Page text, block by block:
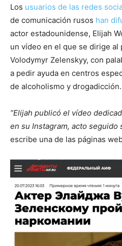
Los usuarios de las redes
de comunicación rusos han
actor estadounidense, Elijah
un vídeo en el que se dirige al
Volodymyr Zelenskyy, con
a pedir ayuda en centros
de alcoholismo y drogadicción.
“Elijah publicó el vídeo
en su Instagram, acto seguido
escribe una de las páginas